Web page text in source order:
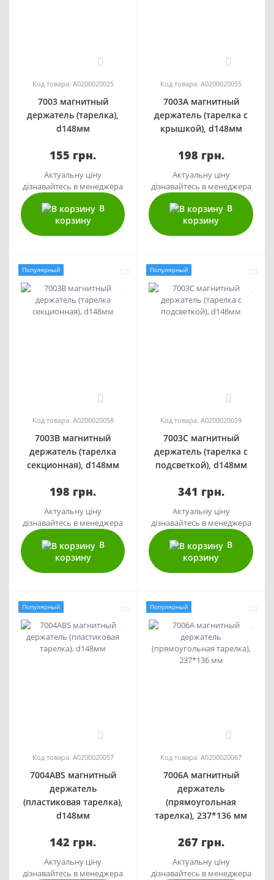
0
Код товара: A0200020025
7003 магнитный
держатель (тарелка),
d148мм
155 грн.
Актуальну ціну
дізнавайтесь в менеджера
В
корзину
0
Код товара: A0200020055
7003А магнитный
держатель (тарелка с
крышкой), d148мм
198 грн.
Актуальну ціну
дізнавайтесь в менеджера
В
корзину
Популярный
Код товара: A0200020058
7003В магнитный
держатель (тарелка
секционная), d148мм
198 грн.
Актуальну ціну
дізнавайтесь в менеджера
В
корзину
Популярный
Код товара: A0200020059
7003С магнитный
держатель (тарелка с
подсветкой), d148мм
341 грн.
Актуальну ціну
дізнавайтесь в менеджера
В
корзину
Популярный
Код товара: A0200020057
7004ABS магнитный
держатель
(пластиковая тарелка),
d148мм
142 грн.
Актуальну ціну
дізнавайтесь в менеджера
Популярный
Код товара: A0200020067
7006А магнитный
держатель
(прямоугольная
тарелка), 237*136 мм
267 грн.
Актуальну ціну
дізнавайтесь в менеджера